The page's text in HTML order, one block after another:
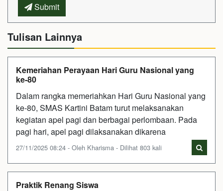
Submit
Tulisan Lainnya
Kemeriahan Perayaan Hari Guru Nasional yang
ke-80
Dalam rangka memeriahkan Hari Guru Nasional yang
ke-80, SMAS Kartini Batam turut melaksanakan
kegiatan apel pagi dan berbagai perlombaan. Pada
pagi hari, apel pagi dilaksanakan dikarena
27/11/2025 08:24 - Oleh Kharisma - Dilihat 803 kali
Praktik Renang Siswa